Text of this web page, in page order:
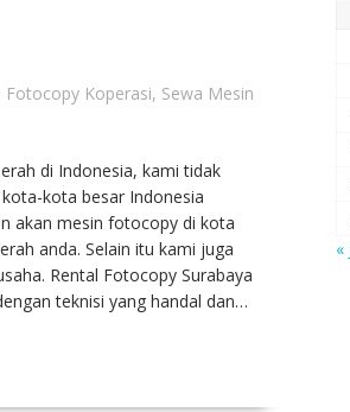
Fotocopy Koperasi, Sewa Mesin
di Indonesia, kami tidak
kota besar Indonesia
akan mesin fotocopy di kota
anda. Selain itu kami juga
Rental Fotocopy Surabaya
teknisi yang handal dan…
«